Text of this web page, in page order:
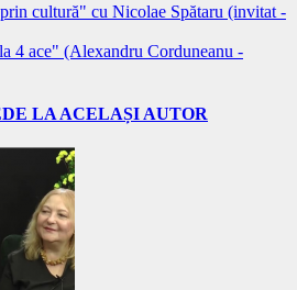
cultură" cu Nicolae Spătaru (invitat -
4 ace" (Alexandru Corduneanu -
DE LA ACELAȘI AUTOR